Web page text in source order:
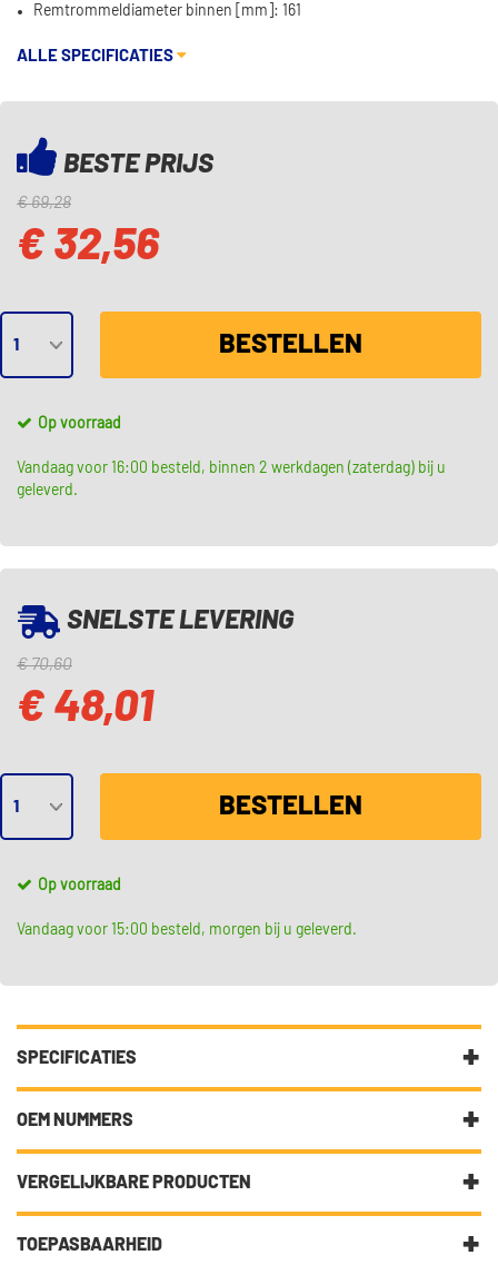
Remtrommeldiameter binnen [mm]: 161
ALLE SPECIFICATIES
BESTE PRIJS
€ 69,28
€ 32,56
BESTELLEN
Op voorraad
Vandaag voor 16:00 besteld, binnen 2 werkdagen (zaterdag) bij u
geleverd.
SNELSTE LEVERING
€ 70,60
€ 48,01
BESTELLEN
Op voorraad
Vandaag voor 15:00 besteld, morgen bij u geleverd.
SPECIFICATIES
Fabrikantcode
Merk Brembo
OEM NUMMERS
BMW
BMW
BMW 1165968
VERGELIJKBARE PRODUCTEN
ATE 03.0137-0379.2
TOEPASBAARHEID